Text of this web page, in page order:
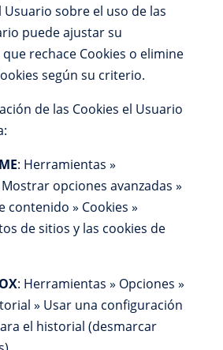
sobre el uso de las
puede ajustar su
rechace Cookies o elimine
según su criterio.
de las Cookies el Usuario
: Herramientas »
opciones avanzadas »
contenido » Cookies »
de sitios y las cookies de
: Herramientas » Opciones »
» Usar una configuración
el historial (desmarcar